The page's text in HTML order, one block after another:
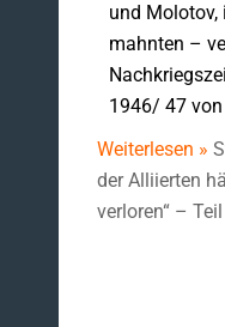
und
mahnten –
1946/ 47 von
Weiterlesen »
der Alliierten
verloren“ – Teil